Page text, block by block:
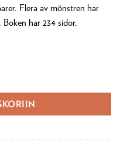
Flera av mönstren har
har 234 sidor.